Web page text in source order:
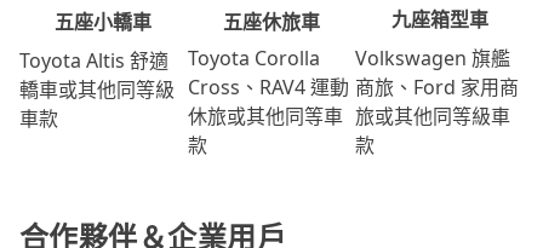
五座小轎車
Toyota Altis 舒適
轎車或其他同等級
車款
五座休旅車
Toyota Corolla
Cross、RAV4 運動
休旅或其他同等車
款
九座箱型車
Volkswagen 旗艦
商旅、Ford 家用商
旅或其他同等級車
款
合作夥伴＆企業用戶